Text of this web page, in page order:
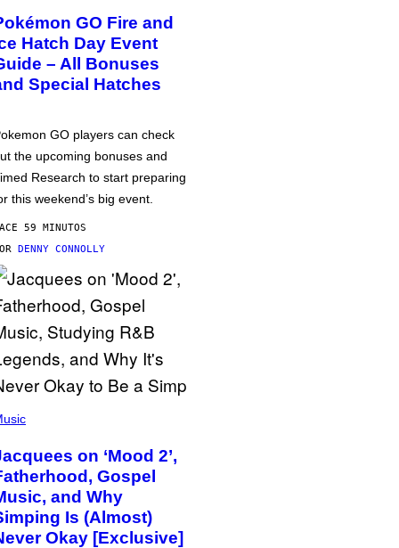
GO Fire and
Hatch Day Event
– All Bonuses
Special Hatches
GO players can check
the upcoming bonuses and
Research to start preparing
this weekend’s big event.
59 MINUTOS
DENNY CONNOLLY
on ‘Mood 2’,
Gospel
and Why
Is (Almost)
Okay [Exclusive]